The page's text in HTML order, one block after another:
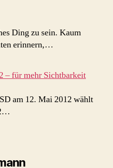
Ding zu sein. Kaum
erinnern,…
– für mehr Sichtbarkeit
am 12. Mai 2012 wählt